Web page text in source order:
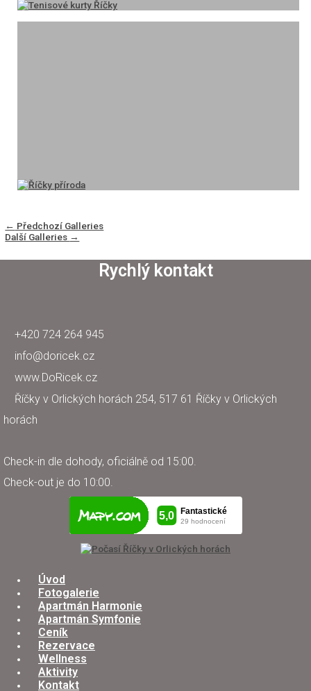
← Předchozí Galleries
Další Galleries →
Rychlý kontakt
+420 724 264 945
info@doricek.cz
www.DoRicek.cz
Říčky v Orlických horách 254, 517 61 Říčky v Orlických
horách
Check-in dle dohody, oficiálně od 15:00.
Check-out je do 10:00.
Úvod
Fotogalerie
Apartmán Harmonie
Apartmán Symfonie
Ceník
Rezervace
Wellness
Aktivity
Kontakt